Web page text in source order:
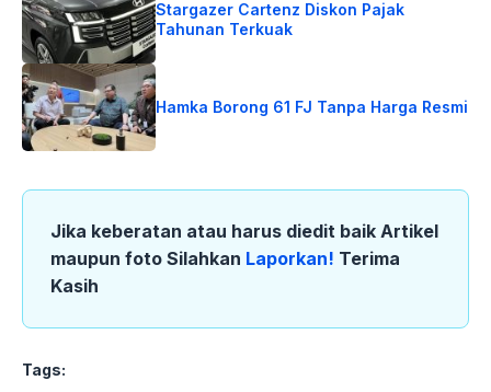
Stargazer Cartenz Diskon Pajak
Tahunan Terkuak
Hamka Borong 61 FJ Tanpa Harga Resmi
Jika keberatan atau harus diedit baik Artikel
maupun foto Silahkan Laporkan! Terima
Kasih
Tags: